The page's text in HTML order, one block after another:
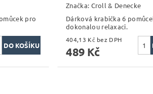
pro
Značka: Croll & Denecke
Dárková krabička 6
dokonalou relaxaci.
404,13 Kč bez DPH
489 Kč